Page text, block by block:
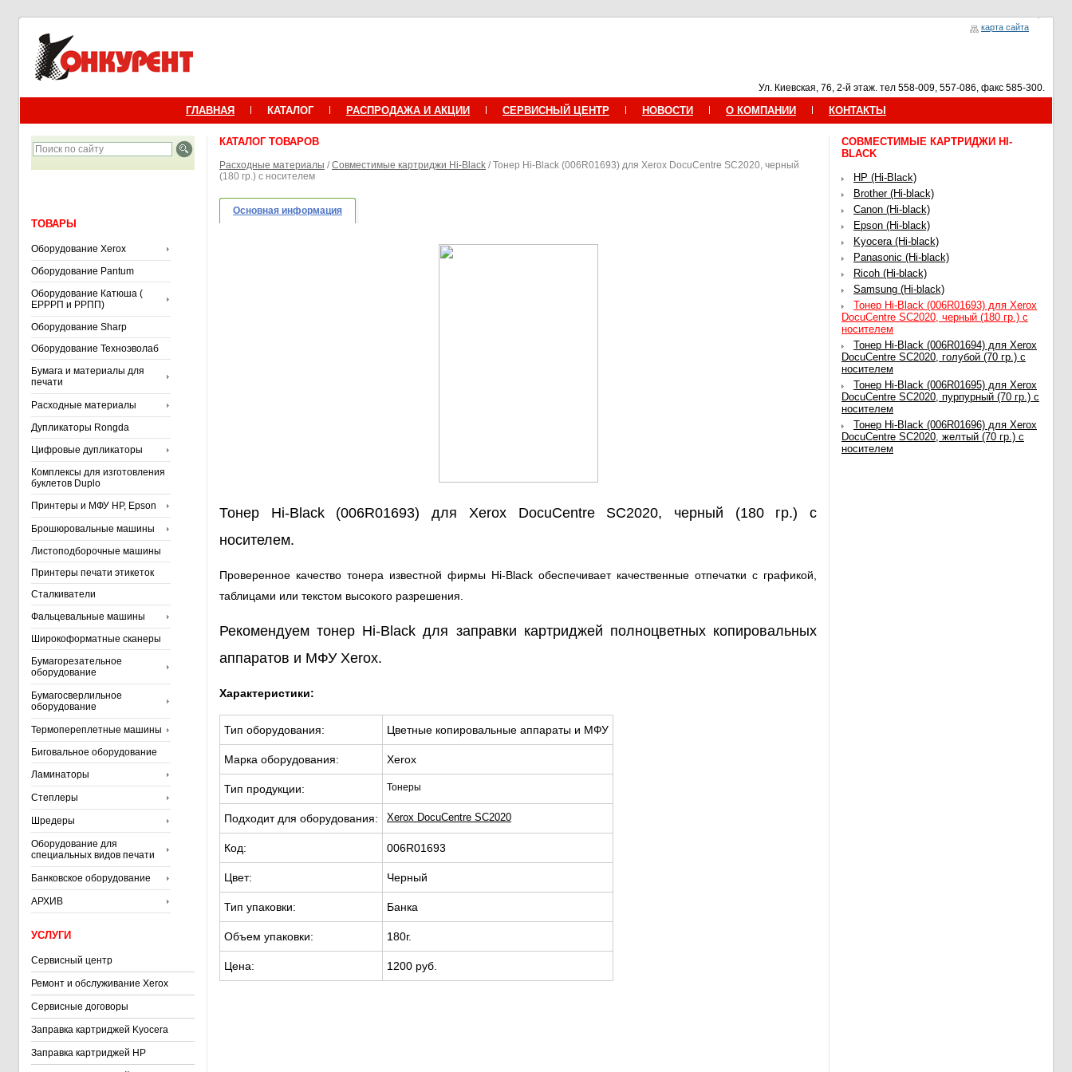
карта сайта
Ул. Киевская, 76, 2-й этаж. тел 558-009, 557-086, факс 585-300.
ГЛАВНАЯ КАТАЛОГ РАСПРОДАЖА И АКЦИИ СЕРВИСНЫЙ ЦЕНТР НОВОСТИ О КОМПАНИИ КОНТАКТЫ
ТОВАРЫ
Оборудование Xerox
Оборудование Pantum
Оборудование Катюша (
ЕРРРП и РРПП)
Оборудование Sharp
Оборудование Техноэволаб
Бумага и материалы для
печати
Расходные материалы
Дупликаторы Rongda
Цифровые дупликаторы
Комплексы для изготовления
буклетов Duplo
Принтеры и МФУ HP, Epson
Брошюровальные машины
Листоподборочные машины
Принтеры печати этикеток
Сталкиватели
Фальцевальные машины
Широкоформатные сканеры
Бумагорезательное
оборудование
Бумагосверлильное
оборудование
Термопереплетные машины
Биговальное оборудование
Ламинаторы
Степлеры
Шредеры
Оборудование для
специальных видов печати
Банковское оборудование
АРХИВ
УСЛУГИ
Сервисный центр
Ремонт и обслуживание Xerox
Сервисные договоры
Заправка картриджей Kyocera
Заправка картриджей HP
КАТАЛОГ ТОВАРОВ
Расходные материалы /Совместимые картриджи Hi-Black / Тонер Hi-Black (006R01693) для Xerox DocuCentre SC2020, черный
(180 гр.) с носителем
Основная информация
Тонер Hi-Black (006R01693) для Xerox DocuCentre SC2020, черный (180 гр.) с
носителем.
Проверенное качество тонера известной фирмы Hi-Black обеспечивает качественные отпечатки с графикой,
таблицами или текстом высокого разрешения.
Рекомендуем тонер Hi-Black для заправки картриджей полноцветных копировальных
аппаратов и МФУ Xerox.
Характеристики:
Тип оборудования: Цветные копировальные аппараты и МФУ
Марка оборудования: Xerox
Тип продукции: Тонеры
Подходит для оборудования: Xerox DocuCentre SC2020
Код: 006R01693
Цвет: Черный
Тип упаковки: Банка
Объем упаковки: 180г.
Цена: 1200 руб.
СОВМЕСТИМЫЕ КАРТРИДЖИ HI-
BLACK
HP (Hi-Black)
Brother (Hi-black)
Canon (Hi-black)
Epson (Hi-black)
Kyocera (Hi-black)
Panasonic (Hi-black)
Ricoh (Hi-black)
Samsung (Hi-black)
Тонер Hi-Black (006R01693) для Xerox
DocuCentre SC2020, черный (180 гр.) с
носителем
Тонер Hi-Black (006R01694) для Xerox
DocuCentre SC2020, голубой (70 гр.) с
носителем
Тонер Hi-Black (006R01695) для Xerox
DocuCentre SC2020, пурпурный (70 гр.) с
носителем
Тонер Hi-Black (006R01696) для Xerox
DocuCentre SC2020, желтый (70 гр.) с
носителем